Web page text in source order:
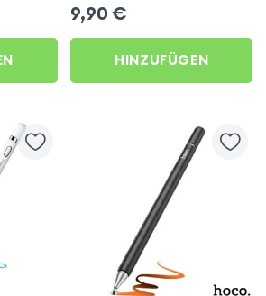
9,90 €
HINZUFÜGEN